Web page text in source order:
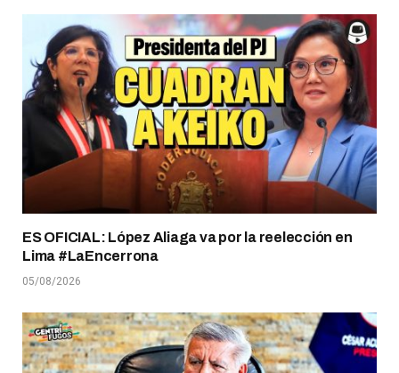
ES OFICIAL: López Aliaga va por la reelección en
Lima #LaEncerrona
05/08/2026